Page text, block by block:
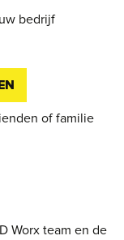
bedrijf
of familie
Worx team en de